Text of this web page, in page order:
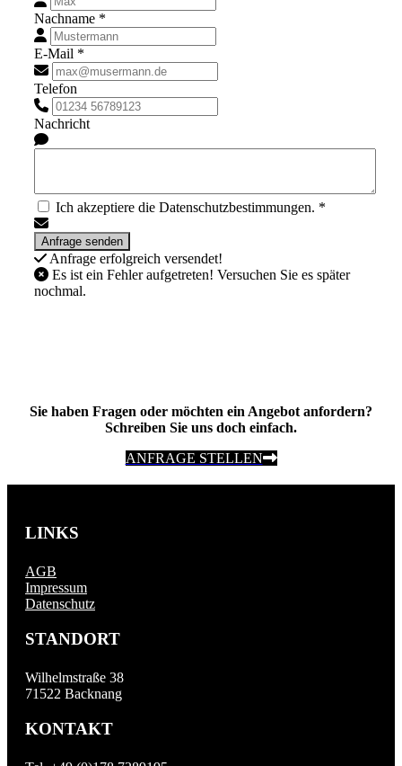
Nachname *
E-Mail *
Telefon
Nachricht
Ich akzeptiere die Datenschutzbestimmungen. *
Anfrage erfolgreich versendet!
Es ist ein Fehler aufgetreten! Versuchen Sie es später
nochmal.
Sie haben Fragen oder möchten ein Angebot anfordern?
Schreiben Sie uns doch einfach.
ANFRAGE STELLEN
LINKS
AGB
Impressum
Datenschutz
STANDORT
Wilhelmstraße 38
71522 Backnang
KONTAKT